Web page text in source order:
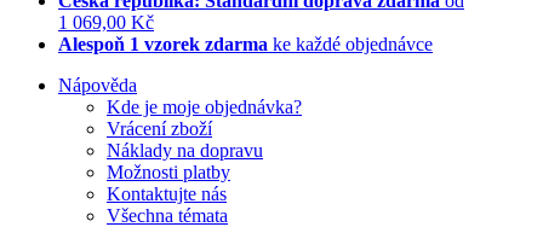
1 069,00 Kč
Alespoň 1 vzorek zdarma ke každé objednávce
Nápověda
Kde je moje objednávka?
Vrácení zboží
Náklady na dopravu
Možnosti platby
Kontaktujte nás
Všechna témata